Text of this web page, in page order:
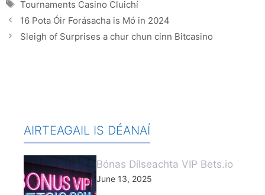
Tournaments Casino Cluichí
16 Pota Óir Forásacha is Mó in 2024
Sleigh of Surprises a chur chun cinn Bitcasino
AIRTEAGAIL IS DÉANAÍ
Bónas Dílseachta VIP Bets.io
June 13, 2025